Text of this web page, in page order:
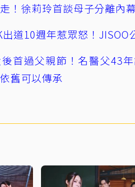
！徐莉玲首談母子分離內
出道10週年惹眾怒！
首過父親節！名醫父43
舊可以傳承